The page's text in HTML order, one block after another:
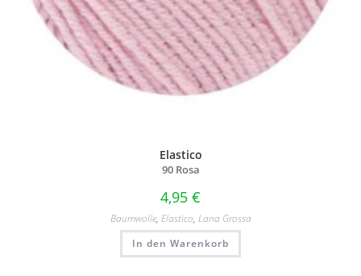
Elastico
90 Rosa
4,95 €
Baumwolle, Elastico, Lana Grossa
In den Warenkorb